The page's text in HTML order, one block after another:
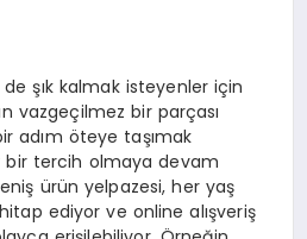
de şık kalmak isteyenler için
vazgeçilmez bir parçası
adım öteye taşımak
bir tercih olmaya devam
ürün yelpazesi, her yaş
ediyor ve online alışveriş